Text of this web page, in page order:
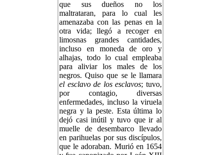
que sus dueños no los
maltrataran, para lo cual les
amenazaba con las penas en la
otra vida; llegó a recoger en
limosnas grandes cantidades,
incluso en moneda de oro y
alhajas, todo lo cual empleaba
para aliviar los males de los
negros. Quiso que se le llamara
el esclavo de los esclavos; tuvo,
por contagio, diversas
enfermedades, incluso la viruela
negra y la peste. Esta última lo
dejó casi inútil y tuvo que ir al
muelle de desembarco llevado
en parihuelas por sus discípulos,
que le adoraban. Murió en 1654